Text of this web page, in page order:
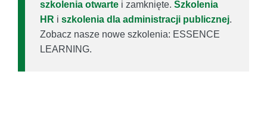
szkolenia otwarte i zamknięte. Szkolenia
HR i szkolenia dla administracji publicznej.
Zobacz nasze nowe szkolenia: ESSENCE
LEARNING.